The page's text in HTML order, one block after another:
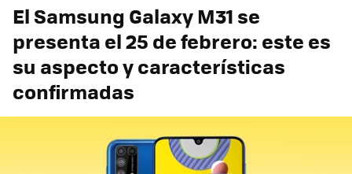
El Samsung Galaxy M31 se
presenta el 25 de febrero: este es
su aspecto y características
confirmadas